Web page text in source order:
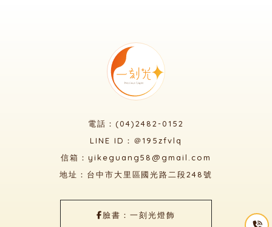
電話：(04)2482-0152
LINE ID：＠195zfvlq
信箱：yikeguang58@gmail.com
地址：台中市大里區國光路二段248號
臉書：一刻光燈飾